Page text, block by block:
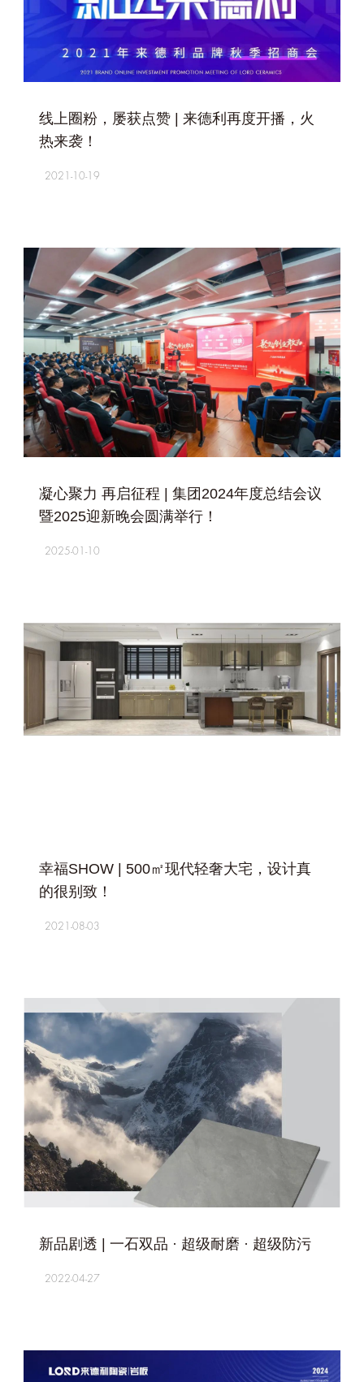
线上圈粉，屡获点赞 | 来德利再度开播，火
热来袭！
2021-10-19
凝心聚力 再启征程 | 集团2024年度总结会议
暨2025迎新晚会圆满举行！
2025-01-10
幸福SHOW | 500㎡现代轻奢大宅，设计真
的很别致！
2021-08-03
新品剧透 | 一石双品 · 超级耐磨 · 超级防污
2022-04-27